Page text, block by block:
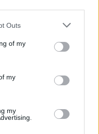
one or more Google
You may click to
its third-party tags to
in below Google
Outs
of my
my
my